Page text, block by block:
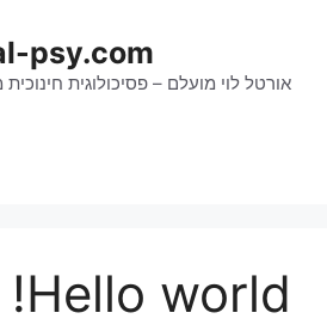
psy.com
אורטל לוי מועלם – פסיכולוגית
Hello world!